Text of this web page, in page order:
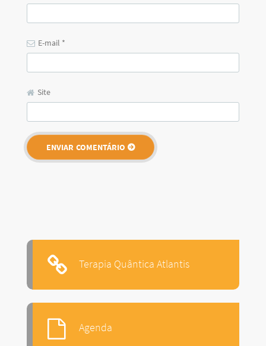
E-mail *
Site
Terapia Quântica Atlantis
Agenda